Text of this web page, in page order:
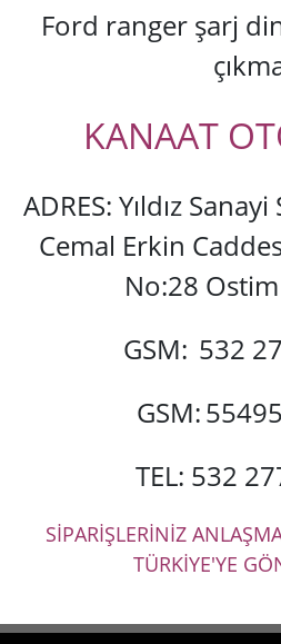
Ford ranger şarj
KANAAT
ADRES: Yıldız
Cemal Erkin
No:28
GSM: 532
GSM:
TEL: 532
SİPARİŞLERİNİZ
TÜRKİYE'YE